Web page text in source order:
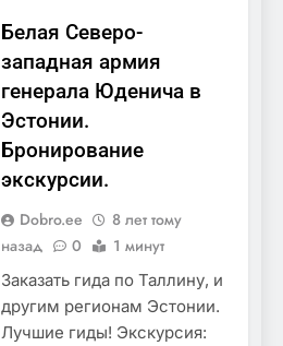
Белая Северо-
западная армия
генерала Юденича в
Эстонии.
Бронирование
экскурсии.
Dobro.ee
8 лет тому
назад
0 1 минут
Заказать гида по Таллину, и
другим регионам Эстонии.
Лучшие гиды! Экскурсия: